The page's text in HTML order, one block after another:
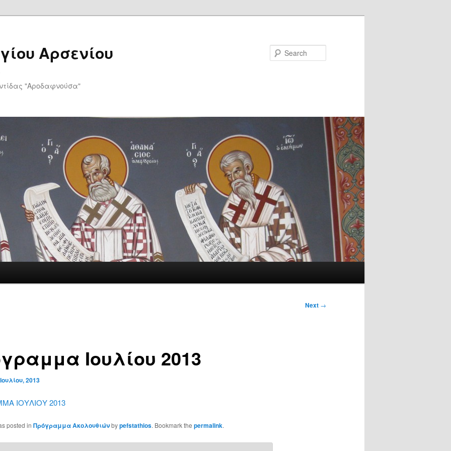
Αρσενίου
"Αροδαφνούσα"
Next →
Ιουλίου 2013
2013
ΙΟΥΛΙΟΥ 2013
posted in Πρόγραμμα Ακολουθιώνbypefstathios. Bookmark the permalink.